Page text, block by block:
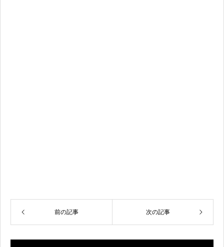
前の記事 次の記事